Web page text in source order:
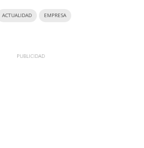
ACTUALIDAD EMPRESA